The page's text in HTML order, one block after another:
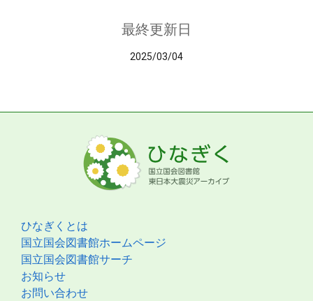
最終更新日
2025/03/04
ひなぎくとは
国立国会図書館ホームページ
国立国会図書館サーチ
お知らせ
お問い合わせ